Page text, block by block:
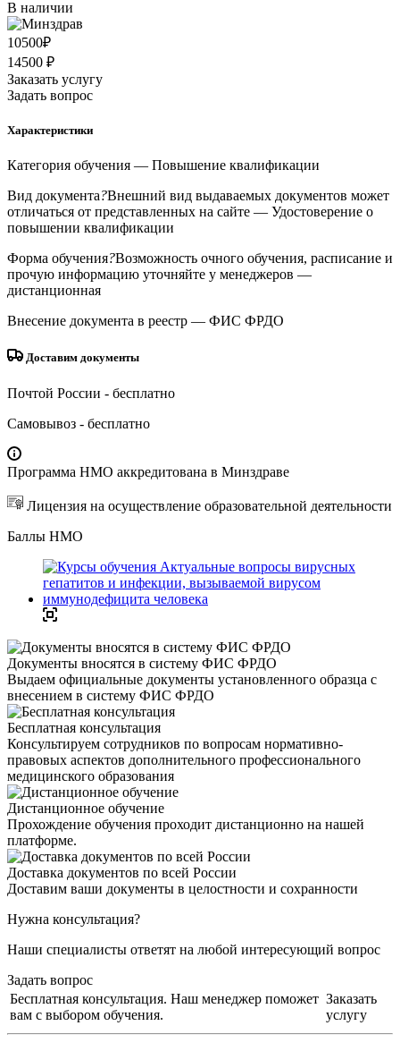
В наличии
10500₽
14500 ₽
Заказать услугу
Задать вопрос
Характеристики
Категория обучения — Повышение квалификации
Вид документа?Внешний вид выдаваемых документов может
отличаться от представленных на сайте — Удостоверение о
повышении квалификации
Форма обучения?Возможность очного обучения, расписание и
прочую информацию уточняйте у менеджеров —
дистанционная
Внесение документа в реестр — ФИС ФРДО
Доставим документы
Почтой России - бесплатно
Самовывоз - бесплатно
Программа НМО аккредитована в Минздраве
Лицензия на осуществление образовательной деятельности
Баллы НМО
Документы вносятся в систему ФИС ФРДО
Выдаем официальные документы установленного образца с
внесением в систему ФИС ФРДО
Бесплатная консультация
Консультируем сотрудников по вопросам нормативно-
правовых аспектов дополнительного профессионального
медицинского образования
Дистанционное обучение
Прохождение обучения проходит дистанционно на нашей
платформе.
Доставка документов по всей России
Доставим ваши документы в целостности и сохранности
Нужна консультация?
Наши специалисты ответят на любой интересующий вопрос
Задать вопрос
Бесплатная консультация. Наш менеджер поможет
вам с выбором обучения.
Заказать
услугу